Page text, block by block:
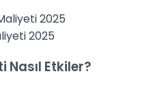
2025
Nasıl Etkiler?